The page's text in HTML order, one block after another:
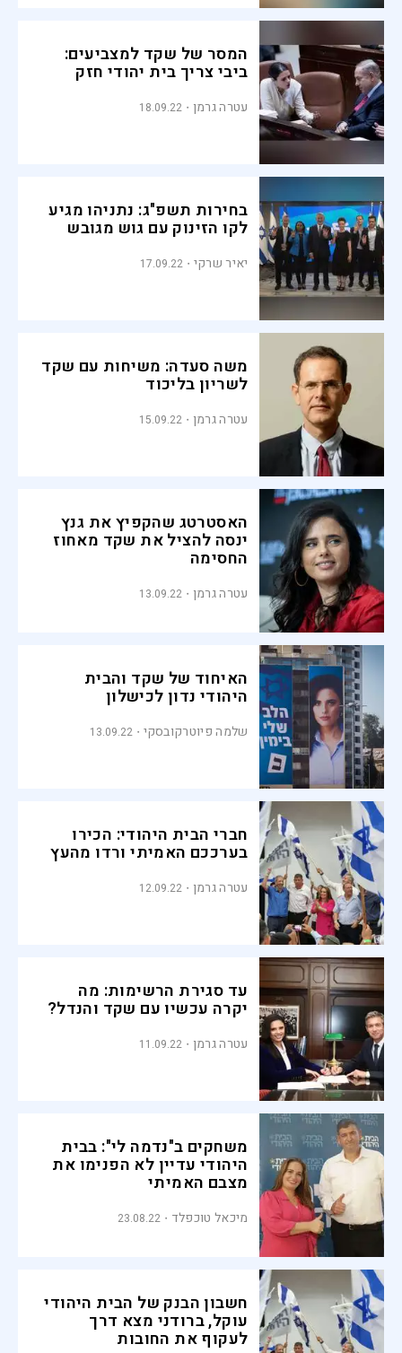
המסר של שקד למצביעים:
ביבי צריך בית יהודי חזק
עטרה גרמן 18.09.22
בחירות תשפ"ג: נתניהו מגיע
לקו הזינוק עם גוש מגובש
יאיר שרקי 17.09.22
משה סעדה: משיחות עם שקד
לשריון בליכוד
עטרה גרמן 15.09.22
האסטרטג שהקפיץ את גנץ
ינסה להציל את שקד מאחוז
החסימה
עטרה גרמן 13.09.22
האיחוד של שקד והבית
היהודי נדון לכישלון
שלמה פיוטרקובסקי 13.09.22
חברי הבית היהודי: הכירו
בערככם האמיתי ורדו מהעץ
עטרה גרמן 12.09.22
עד סגירת הרשימות: מה
יקרה עכשיו עם שקד והנדל?
עטרה גרמן 11.09.22
משחקים ב"נדמה לי": בבית
היהודי עדיין לא הפנימו את
מצבם האמיתי
מיכאל טוכפלד 23.08.22
חשבון הבנק של הבית היהודי
עוקל, ברודני מצא דרך
לעקוף את החובות